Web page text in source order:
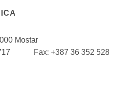
Mostar
717 Fax: +387 36 352 528